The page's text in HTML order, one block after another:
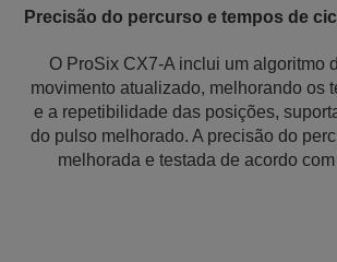
Precisão do percurso e tempos de
O ProSix CX7-A inclui um algoritmo
movimento atualizado, melhorando os
e a repetibilidade das posições,
do pulso melhorado. A precisão do
melhorada e testada de acordo